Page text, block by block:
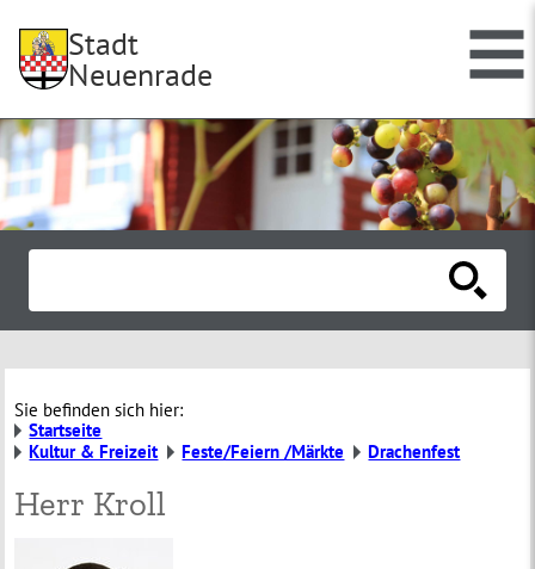
Stadt
Neuenrade
Sie befinden sich hier:
Startseite
Kultur & Freizeit
Feste/Feiern /Märkte Drachenfest
Herr Kroll